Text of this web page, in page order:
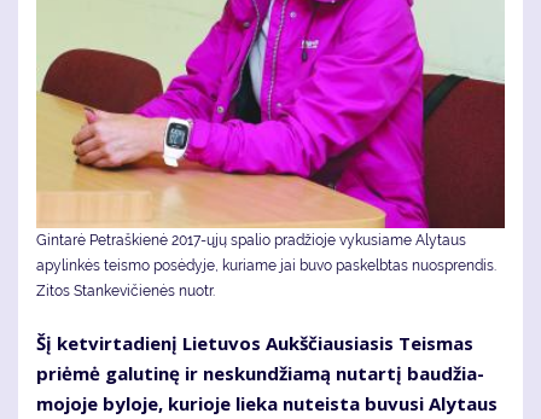
Gintarė Petraškienė 2017-ųjų spalio pradžioje vykusiame Alytaus
apylinkės teismo posėdyje, kuriame jai buvo paskelbtas nuosprendis.
Zitos Stankevičienės nuotr.
Šį ket­vir­ta­die­nį Lie­tu­vos Aukš­čiau­sia­sis Teis­mas
pri­ėmė ga­lu­ti­nę ir ne­skun­džia­mą nu­tar­tį bau­džia­
mo­jo­je by­lo­je, ku­rio­je lie­ka nu­teis­ta bu­vu­si Aly­taus